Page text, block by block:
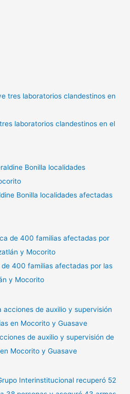
laboratorios clandestinos en el
Bonilla localidades afectadas
de 400 familias afectadas por las
y Mocorito
de auxilio y supervisión de
Mocorito y Guasave